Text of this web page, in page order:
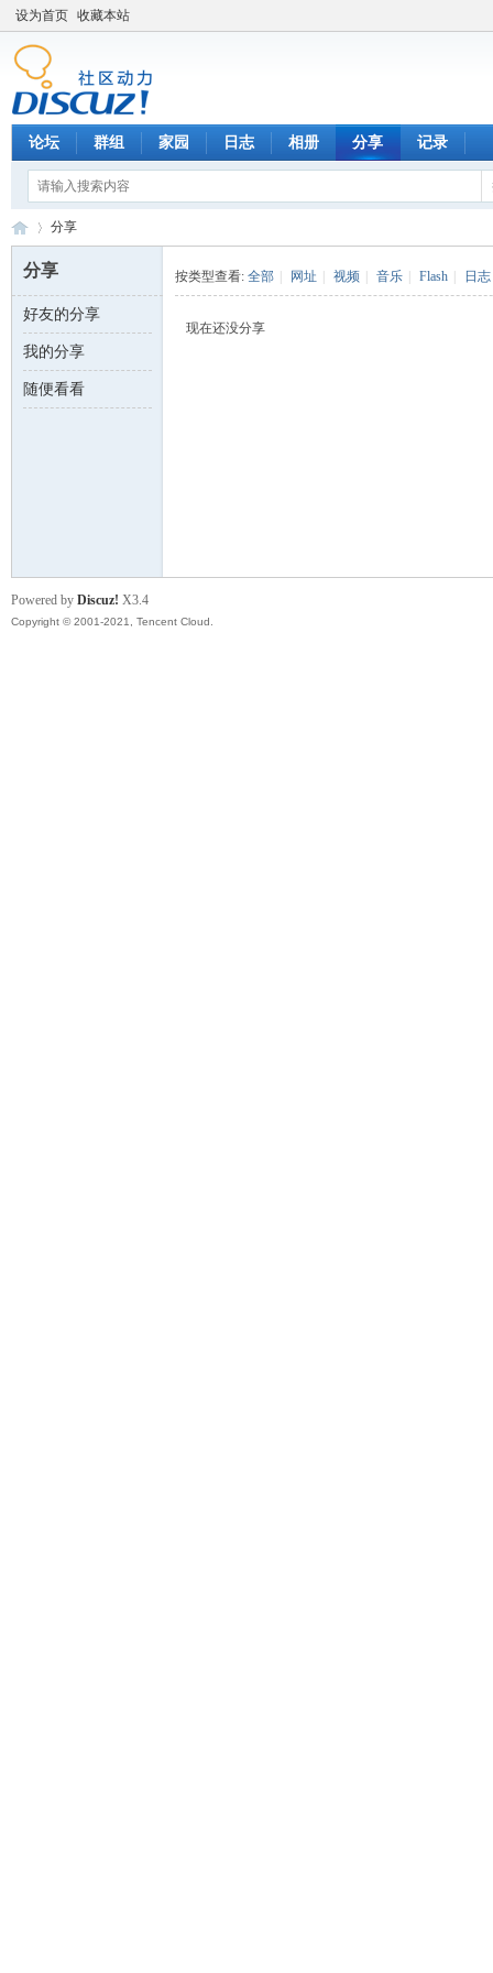
设为首页 收藏本站
论坛 群组 家园 日志 相册 分享 记录
数 ›
分享
分享
好友的分享
我的分享
随便看看
按类型查看: 全部 网址 视频 音乐 Flash 日志
现在还没分享
Powered by Discuz! X3.4
Copyright © 2001-2021, Tencent Cloud.